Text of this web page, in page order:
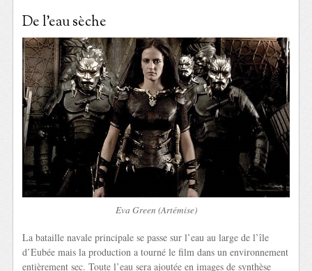
De l’eau sèche
Eva Green (Artémise)
La bataille navale principale se passe sur l’eau au large de l’île
d’Eubée mais la production a tourné le film dans un environnement
entièrement sec. Toute l’eau sera ajoutée en images de synthèse